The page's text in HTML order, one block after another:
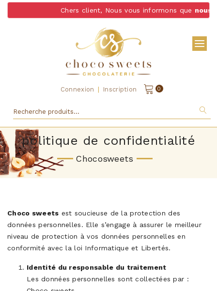
Chers client, Nous vous informons quenous
Connexion | Inscription 0
politique de confidentialité
Chocosweets
Choco sweets est soucieuse de la protection des
données personnelles. Elle s’engage à assurer le meilleur
niveau de protection à vos données personnelles en
conformité avec la loi Informatique et Libertés.
Identité du responsable du traitement
Les données personnelles sont collectées par :